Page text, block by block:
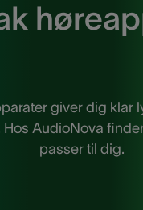
giver dig klar
Hos AudioNova
passer til dig.